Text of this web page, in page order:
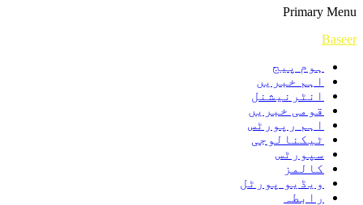
Primary Menu
Baseer
ہوم پیج
اہم خبریں
انٹرنیشنل
قومی خبریں
اہم رپورٹس
ٹیکنالوجی
سپورٹس
کالمز
ویڈیو پورٹل
رابطہ